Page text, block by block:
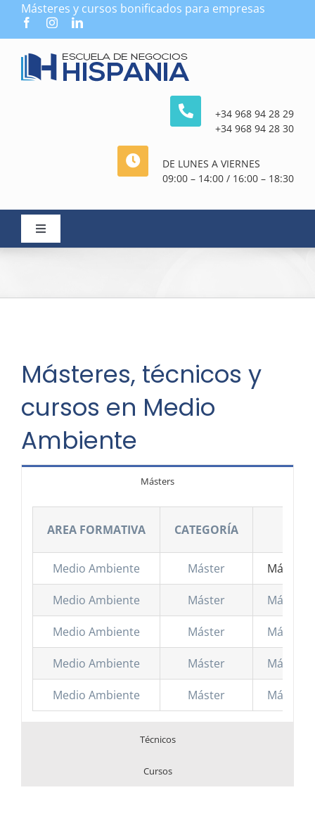
Saltar
contenido
Másteres y cursos bonificados para empresas
+34 968 94 28 29
+34 968 94 28 30
DE LUNES A VIERNES
09:00 – 14:00 / 16:00 – 18:30
Toggle
FORMACIONES MÁS BUSCADAS
CONÓCENOS
Másteres, técnicos y
cursos en Medio
Ambiente
Másters
AREA FORMATIVA CATEGORÍA
Medio Ambiente Máster Máster
Medio Ambiente Máster Máster
Medio Ambiente Máster Máster
Medio Ambiente Máster Máster
Medio Ambiente Máster Máster
Técnicos
Cursos